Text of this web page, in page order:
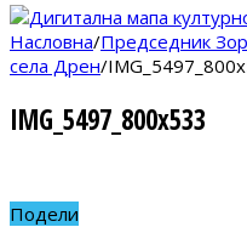
Насловна/Председник
села Дрен/
IMG_5497_800x533
Подели